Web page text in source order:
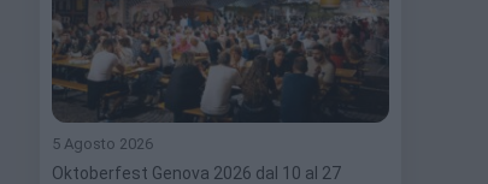
5 Agosto 2026
Oktoberfest Genova 2026 dal 10 al 27